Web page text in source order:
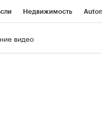
Недвижимость
видео